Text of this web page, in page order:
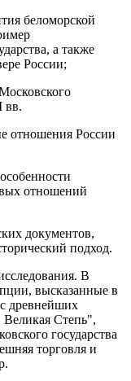
беломорской
а также
России;
вв.
отношения России
отношений
документов,
подход.
В
высказанные в
древнейших
Степь",
государства
торговля и